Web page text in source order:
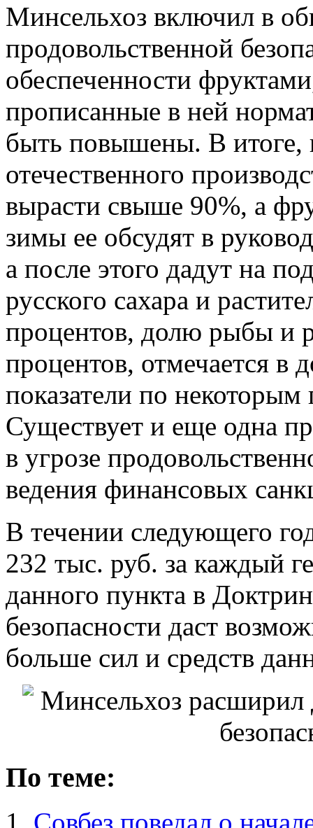
Минсельхоз включил в
продовольственной
обеспеченности
прописанные в ней
быть повышены. В итоге,
отечественного
вырасти свыше 90%, а
зимы ее обсудят в
а после этого дадут на
русского сахара и
процентов, долю рыбы и
процентов, отмечается в
показатели по
Существует и еще одна
в угрозе
ведения финансовых
В течении следующего
232 тыс. руб. за каждый
данного пункта в
безопасности даст
больше сил и средств
По теме: